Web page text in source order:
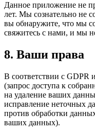
Данное приложение не
лет. Мы сознательно не
вы обнаружите, что мы
свяжитесь с нами, и мы
8. Ваши права
В соответствии с GDPR
(запрос доступа к
на удаление ваших
исправление неточных
против обработки
ваших данных).